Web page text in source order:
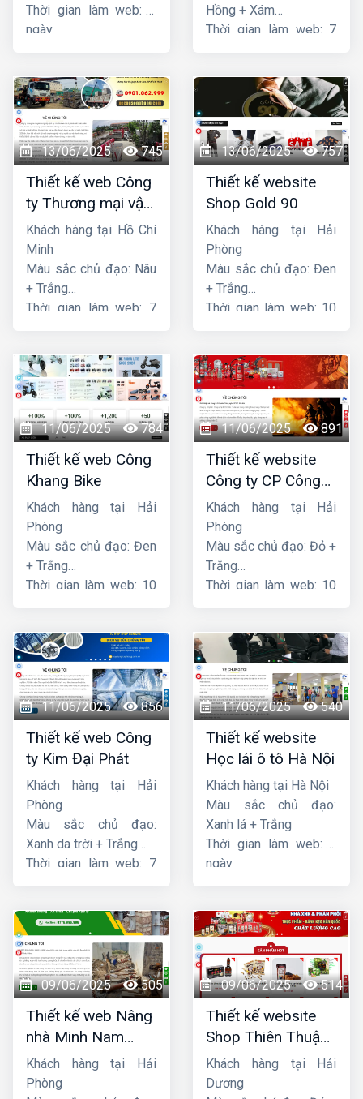
Thời gian làm web: 7
ngày
Hồng + Xám
Thời gian làm web: 7
13/06/2025 745
Thiết kế web Công
ty Thương mại vận
tải Song Bằng
Khách hàng tại Hồ Chí
Minh
Màu sắc chủ đạo: Nâu
+ Trắng
Thời gian làm web: 7
13/06/2025 757
Thiết kế website
Shop Gold 90
Khách hàng tại Hải
Phòng
Màu sắc chủ đạo: Đen
+ Trắng
Thời gian làm web: 10
11/06/2025 784
Thiết kế web Công
Khang Bike
Khách hàng tại Hải
Phòng
Màu sắc chủ đạo: Đen
+ Trắng
Thời gian làm web: 10
11/06/2025 891
Thiết kế website
Công ty CP Công
nghệ PCCC Bắc Hà
Khách hàng tại Hải
Phòng
Màu sắc chủ đạo: Đỏ +
Trắng
Thời gian làm web: 10
11/06/2025 856
Thiết kế web Công
ty Kim Đại Phát
Khách hàng tại Hải
Phòng
Màu sắc chủ đạo:
Xanh da trời + Trắng
Thời gian làm web: 7
11/06/2025 540
Thiết kế website
Học lái ô tô Hà Nội
Khách hàng tại Hà Nội
Màu sắc chủ đạo:
Xanh lá + Trắng
Thời gian làm web: 7
ngày
09/06/2025 505
Thiết kế web Nâng
nhà Minh Nam
Hoàng
Khách hàng tại Hải
Phòng
09/06/2025 514
Thiết kế website
Shop Thiên Thuận
Phát
Khách hàng tại Hải
Dương